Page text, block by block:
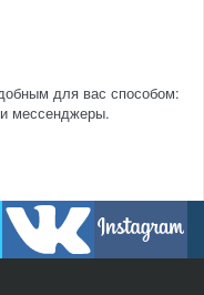
для вас способом:
мессенджеры.